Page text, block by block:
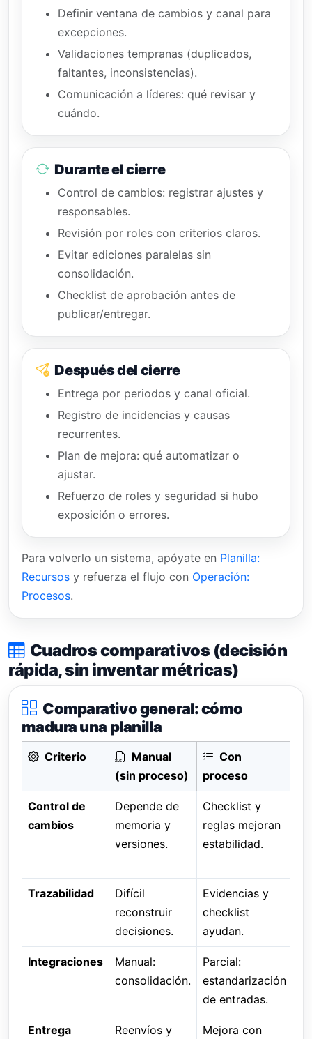
Definir ventana de cambios y canal para
excepciones.
Validaciones tempranas (duplicados,
faltantes, inconsistencias).
Comunicación a líderes: qué revisar y
cuándo.
Durante el cierre
Control de cambios: registrar ajustes y
responsables.
Revisión por roles con criterios claros.
Evitar ediciones paralelas sin
consolidación.
Checklist de aprobación antes de
publicar/entregar.
Después del cierre
Entrega por periodos y canal oficial.
Registro de incidencias y causas
recurrentes.
Plan de mejora: qué automatizar o
ajustar.
Refuerzo de roles y seguridad si hubo
exposición o errores.
Para volverlo un sistema, apóyate en Planilla:
Recursos y refuerza el flujo con Operación:
Procesos.
Cuadros comparativos (decisión
rápida, sin inventar métricas)
Comparativo general: cómo
madura una planilla
Criterio
Manual
(sin proceso)
Con
proceso
Control de
cambios
Depende de
memoria y
versiones.
Checklist y
reglas mejoran
estabilidad.
Trazabilidad
Difícil
reconstruir
decisiones.
Evidencias y
checklist
ayudan.
Integraciones
Manual:
consolidación.
Parcial:
estandarización
de entradas.
Entrega Reenvíos y Mejora con